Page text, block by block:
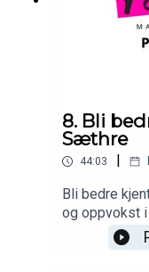
8. Bli
Sæthre
44:03
Bli bedre
og oppvokst
sin hos TUIL
spilte fire